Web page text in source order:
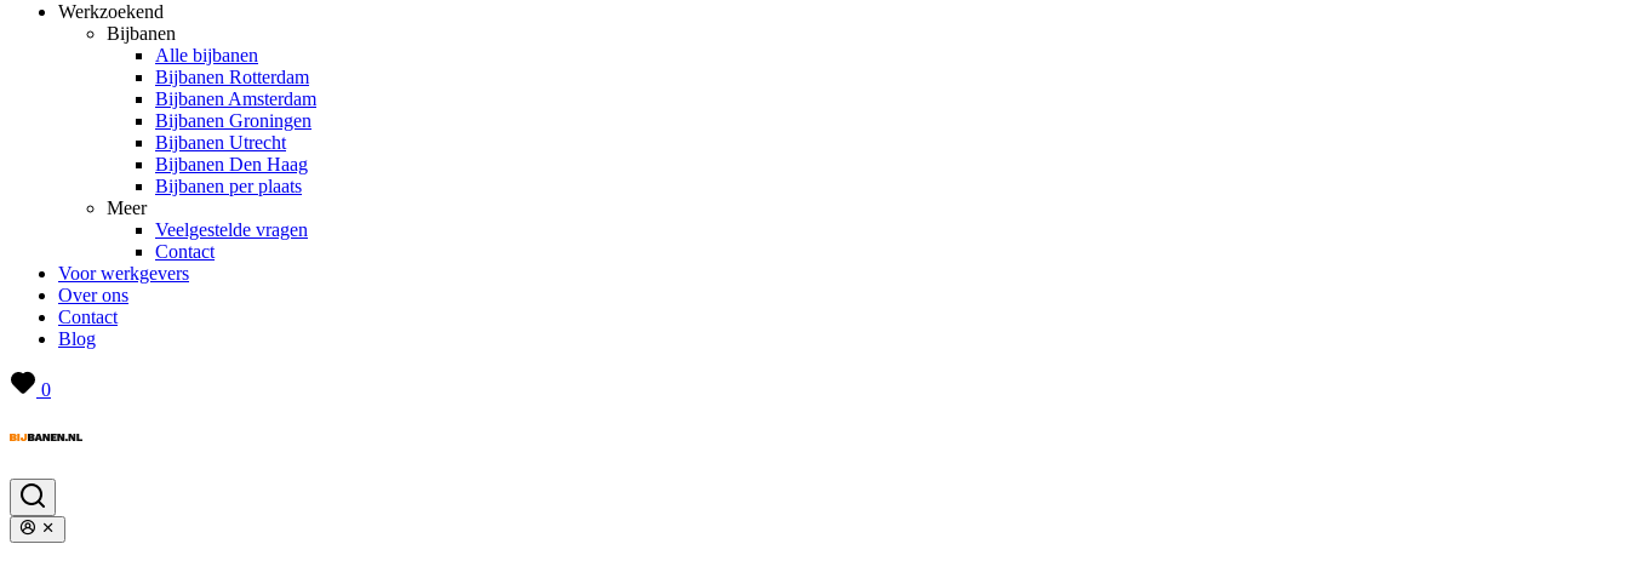
Werkzoekend
Bijbanen
Alle bijbanen
Bijbanen Rotterdam
Bijbanen Amsterdam
Bijbanen Groningen
Bijbanen Utrecht
Bijbanen Den Haag
Bijbanen per plaats
Meer
Veelgestelde vragen
Contact
Voor werkgevers
Over ons
Contact
Blog
0